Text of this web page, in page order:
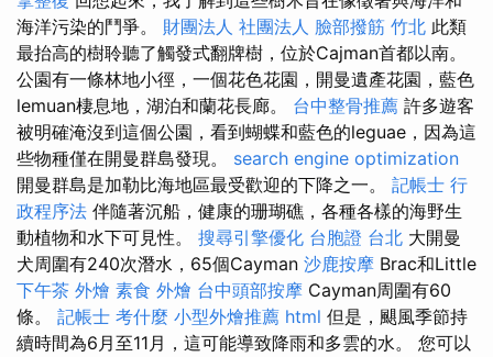
海洋污染的鬥爭。 財團法人 社團法人 臉部撥筋 竹北 此類
最抬高的樹聆聽了觸發式翻牌樹，位於Cajman首都以南。
公園有一條林地小徑，一個花色花園，開曼遺產花園，藍色
lemuan棲息地，湖泊和蘭花長廊。 台中整骨推薦 許多遊客
被明確淹沒到這個公園，看到蝴蝶和藍色的leguae，因為這
些物種僅在開曼群島發現。 search engine optimization
開曼群島是加勒比海地區最受歡迎的下降之一。 記帳士 行
政程序法 伴隨著沉船，健康的珊瑚礁，各種各樣的海野生
動植物和水下可見性。 搜尋引擎優化 台胞證 台北 大開曼
犬周圍有240次潛水，65個Cayman 沙鹿按摩 Brac和Little
下午茶 外燴 素食 外燴 台中頭部按摩 Cayman周圍有60
條。 記帳士 考什麼 小型外燴推薦 html 但是，颶風季節持
續時間為6月至11月，這可能導致降雨和多雲的水。 您可以